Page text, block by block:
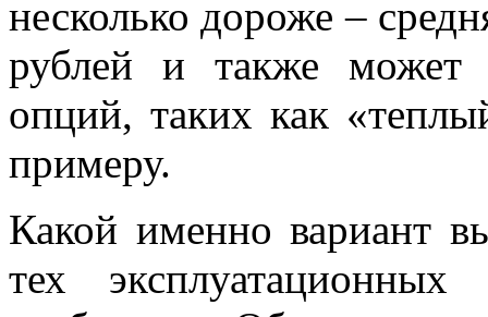
несколько дороже –
рублей и также может
опций, таких как
примеру.
Какой именно вариант
тех